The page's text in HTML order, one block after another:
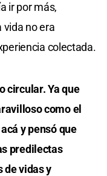
ir por más,
vida no era
colectada.
circular. Ya que
como el
y pensó que
predilectas
de vidas y